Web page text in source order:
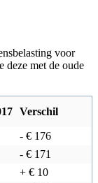
voor
deze met de oude
Verschil
- € 176
- € 171
+ € 10